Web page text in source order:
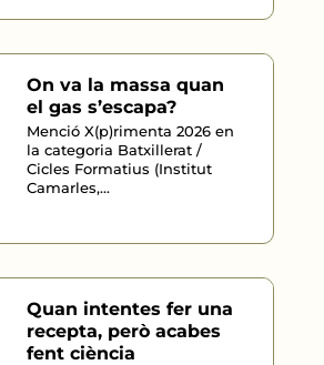
On va la massa quan
el gas s’escapa?
Menció X(p)rimenta 2026 en
la categoria Batxillerat /
Cicles Formatius (Institut
Camarles,...
Quan intentes fer una
recepta, però acabes
fent ciència